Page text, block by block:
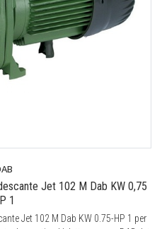
Jet 102 M Dab KW 0,75
1
Jet 102 M Dab KW 0.75-HP 1 per